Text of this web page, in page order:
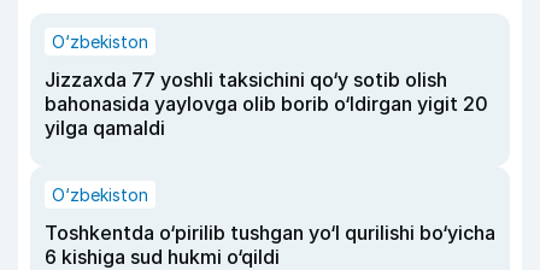
O‘zbekiston
Jizzaxda 77 yoshli taksichini qo‘y sotib olish
bahonasida yaylovga olib borib o‘ldirgan yigit 20
yilga qamaldi
O‘zbekiston
Toshkentda o‘pirilib tushgan yo‘l qurilishi bo‘yicha
6 kishiga sud hukmi o‘qildi